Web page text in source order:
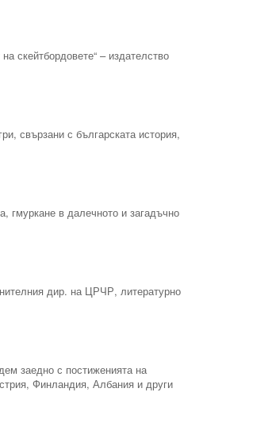
скейтбордовете“ – издателство
свързани с българската история,
гмуркане в далечното и загадъчно
дир. на ЦРЧР, литературно
заедно с постиженията на
Финландия, Албания и други